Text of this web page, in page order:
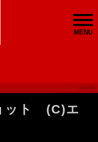
MENU
ット (C)エ